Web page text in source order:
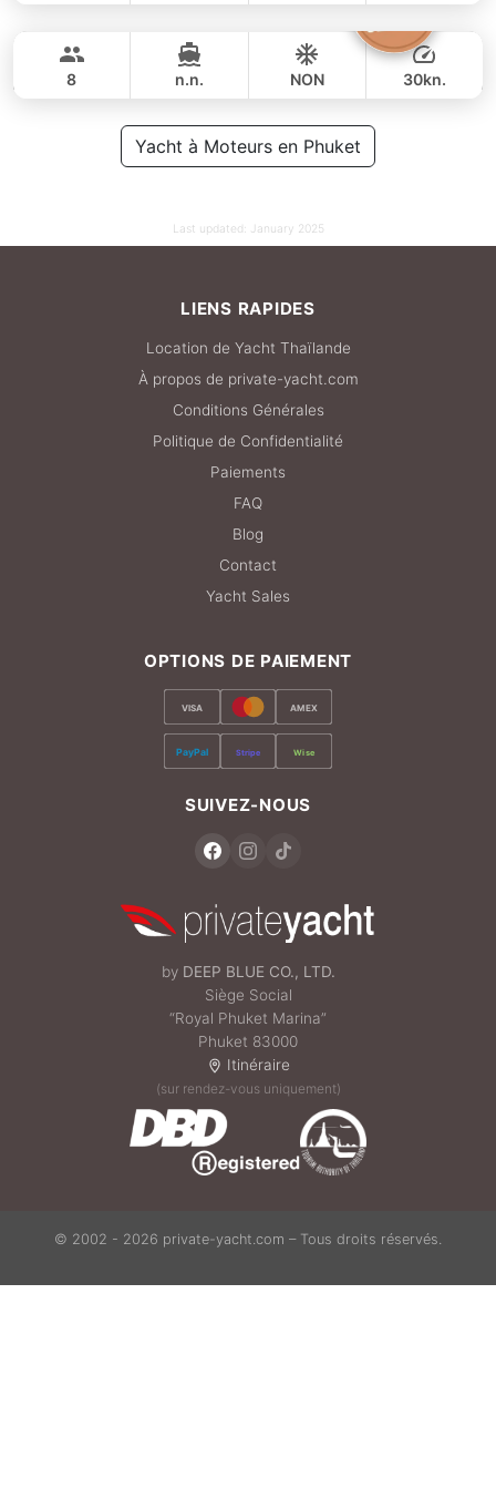
88,000 THB
70,600 THB
GULF CRAFT DUBAI 33FT
49,400 THB
8 n.n. NON 30kn.
Yacht à Moteurs en Phuket
Last updated: January 2025
LIENS RAPIDES
Location de Yacht Thaïlande
À propos de private-yacht.com
Conditions Générales
Politique de Confidentialité
Paiements
FAQ
Blog
Contact
Yacht Sales
OPTIONS DE PAIEMENT
VISA AMEX
PayPal Stripe Wise
SUIVEZ-NOUS
by DEEP BLUE CO., LTD.
Siège Social
“Royal Phuket Marina”
Phuket 83000
Itinéraire
(sur rendez-vous uniquement)
© 2002 - 2026 private-yacht.com – Tous droits réservés.